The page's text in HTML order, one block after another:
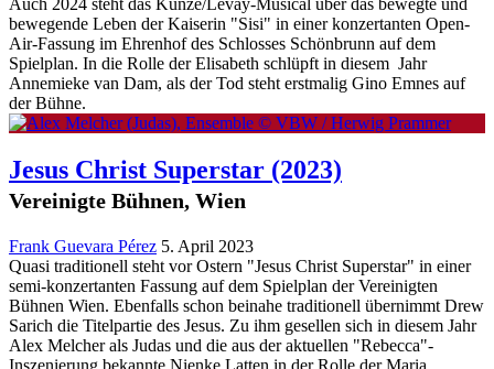
Auch 2024 steht das Kunze/Levay-Musical über das bewegte und
bewegende Leben der Kaiserin "Sisi" in einer konzertanten Open-
Air-Fassung im Ehrenhof des Schlosses Schönbrunn auf dem
Spielplan. In die Rolle der Elisabeth schlüpft in diesem Jahr
Annemieke van Dam, als der Tod steht erstmalig Gino Emnes auf
der Bühne.
Jesus Christ Superstar (2023)
Vereinigte Bühnen, Wien
Frank Guevara Pérez 5. April 2023
Quasi traditionell steht vor Ostern "Jesus Christ Superstar" in einer
semi-konzertanten Fassung auf dem Spielplan der Vereinigten
Bühnen Wien. Ebenfalls schon beinahe traditionell übernimmt Drew
Sarich die Titelpartie des Jesus. Zu ihm gesellen sich in diesem Jahr
Alex Melcher als Judas und die aus der aktuellen "Rebecca"-
Inszenierung bekannte Nienke Latten in der Rolle der Maria